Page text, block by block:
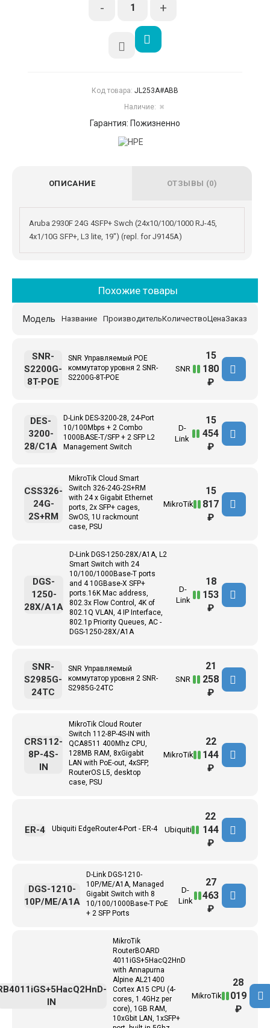
ОПИСАНИЕ ОТЗЫВЫ (0)
Aruba 2930F 24G 4SFP+ Swch (24x10/100/1000 RJ-45,
4x1/10G SFP+, L3 lite, 19") (repl. for J9145A)
- +
Код товара: JL253A#ABB
Наличие: ✖
Гарантия: Пожизненно
Похожие товары
Название Производитель
Модель КоличествоЦенаЗаказ
SNR Управляемый POE
коммутатор уровня 2 SNR-
S2200G-8T-POE
SNR
SNR-
S2200G-
8T-POE
15
180
₽
D-Link DES-3200-28, 24-Port
10/100Mbps + 2 Combo
1000BASE-T/SFP + 2 SFP L2
Management Switch
D-
Link
DES-
3200-
28/C1A
15
454
₽
MikroTik Cloud Smart
Switch 326-24G-2S+RM
with 24 x Gigabit Ethernet
ports, 2x SFP+ cages,
SwOS, 1U rackmount
case, PSU
MikroTik
CSS326-
24G-
2S+RM
15
817
₽
D-Link DGS-1250-28X/A1A, L2
Smart Switch with 24
10/100/1000Base-T ports
and 4 10GBase-X SFP+
ports.16K Mac address,
802.3x Flow Control, 4K of
802.1Q VLAN, 4 IP Interface,
802.1p Priority Queues, AC -
DGS-1250-28X/A1A
D-
Link
DGS-
1250-
28X/A1A
18
153
₽
SNR Управляемый
коммутатор уровня 2 SNR-
S2985G-24TC
SNR
SNR-
S2985G-
24TC
21
258
₽
MikroTik Cloud Router
Switch 112-8P-4S-IN with
QCA8511 400Mhz CPU,
128MB RAM, 8xGigabit
LAN with PoE-out, 4xSFP,
RouterOS L5, desktop
case, PSU
MikroTik
CRS112-
8P-4S-
IN
22
144
₽
Ubiquiti EdgeRouter4-Port - ER-4 Ubiquiti
ER-4
22
144
₽
D-Link DGS-1210-
10P/ME/A1A, Managed
Gigabit Switch with 8
10/100/1000Base-T PoE
+ 2 SFP Ports
D-
Link
DGS-1210-
10P/ME/A1A
27
463
₽
MikroTik
RouterBOARD
4011iGS+5HacQ2HnD
with Annapurna
Alpine AL21400
Cortex A15 CPU (4-
cores, 1.4GHz per
core), 1GB RAM,
10xGbit LAN, 1xSFP+
MikroTik
IN
28
019
₽